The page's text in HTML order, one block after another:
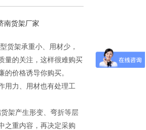
南货架厂家
架承重小、用材少，
量的关注，这样很难购买
价格诱导你购买。
力、用材也有处理工
架产生形变、弯折等层
之重内容，再决定采购